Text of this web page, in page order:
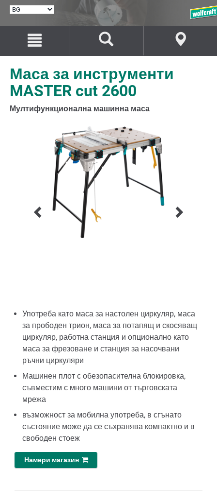
ИЗБИРАНЕ
ЕЗИК
Преминаване
съдържанието
Преминаване
навигацията
Маса за инструменти
MASTER cut 2600
Мултифункционална машинна маса
Употреба като маса за настолен циркуляр, маса
за прободен трион, маса за потапящ и скосяващ
циркуляр, работна станция и опционално като
маса за фрезоване и станция за насочвани
ръчни циркуляри
Машинен плот с обезопасителна блокировка,
съвместим с много машини от търговската
мрежа
възможност за мобилна употреба, в сгънато
състояние може да се съхранява компактно и в
свободен стоеж
Намери магазин